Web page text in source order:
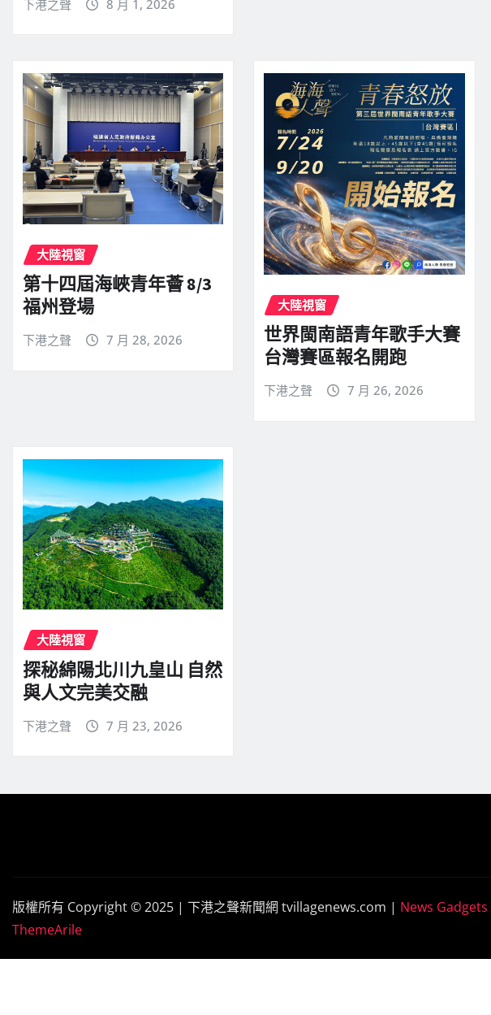
下港之聲 8 月 1, 2026
大陸視窗
第十四屆海峽青年薈 8/3
福州登場
下港之聲 7 月 28, 2026
大陸視窗
世界閩南語青年歌手大賽
台灣賽區報名開跑
下港之聲 7 月 26, 2026
大陸視窗
探秘綿陽北川九皇山 自然
與人文完美交融
下港之聲 7 月 23, 2026
版權所有 Copyright © 2025 | 下港之聲新聞網 tvillagenews.com | News Gadgets
ThemeArile